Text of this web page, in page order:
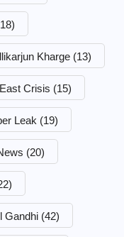
Kharge (13)
Crisis (15)
Leak (19)
(20)
Gandhi (42)